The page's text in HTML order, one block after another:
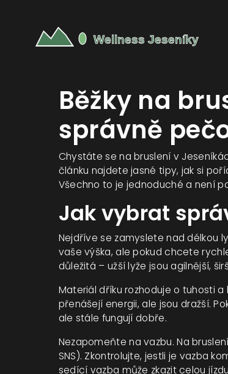
Běžky na
správně
Chystáte se na bruslení v
článku najdete jasné tipy, jak si
Všechno to je jednoduché a není
Jak vybrat
Nejdříve se zamyslete nad délkou
vaše výška, ale pokud chcete
důležitá – užší lyže jsou agilnější,
Materiál dříku rozhoduje o tuhosti
přenášejí energii, ale jsou dražší.
ale stále fungují dobře.
Nezapomeňte na vazbu. Na
SNS). Zkontrolujte, jestli je vazba
sedící vazba může zkazit celou